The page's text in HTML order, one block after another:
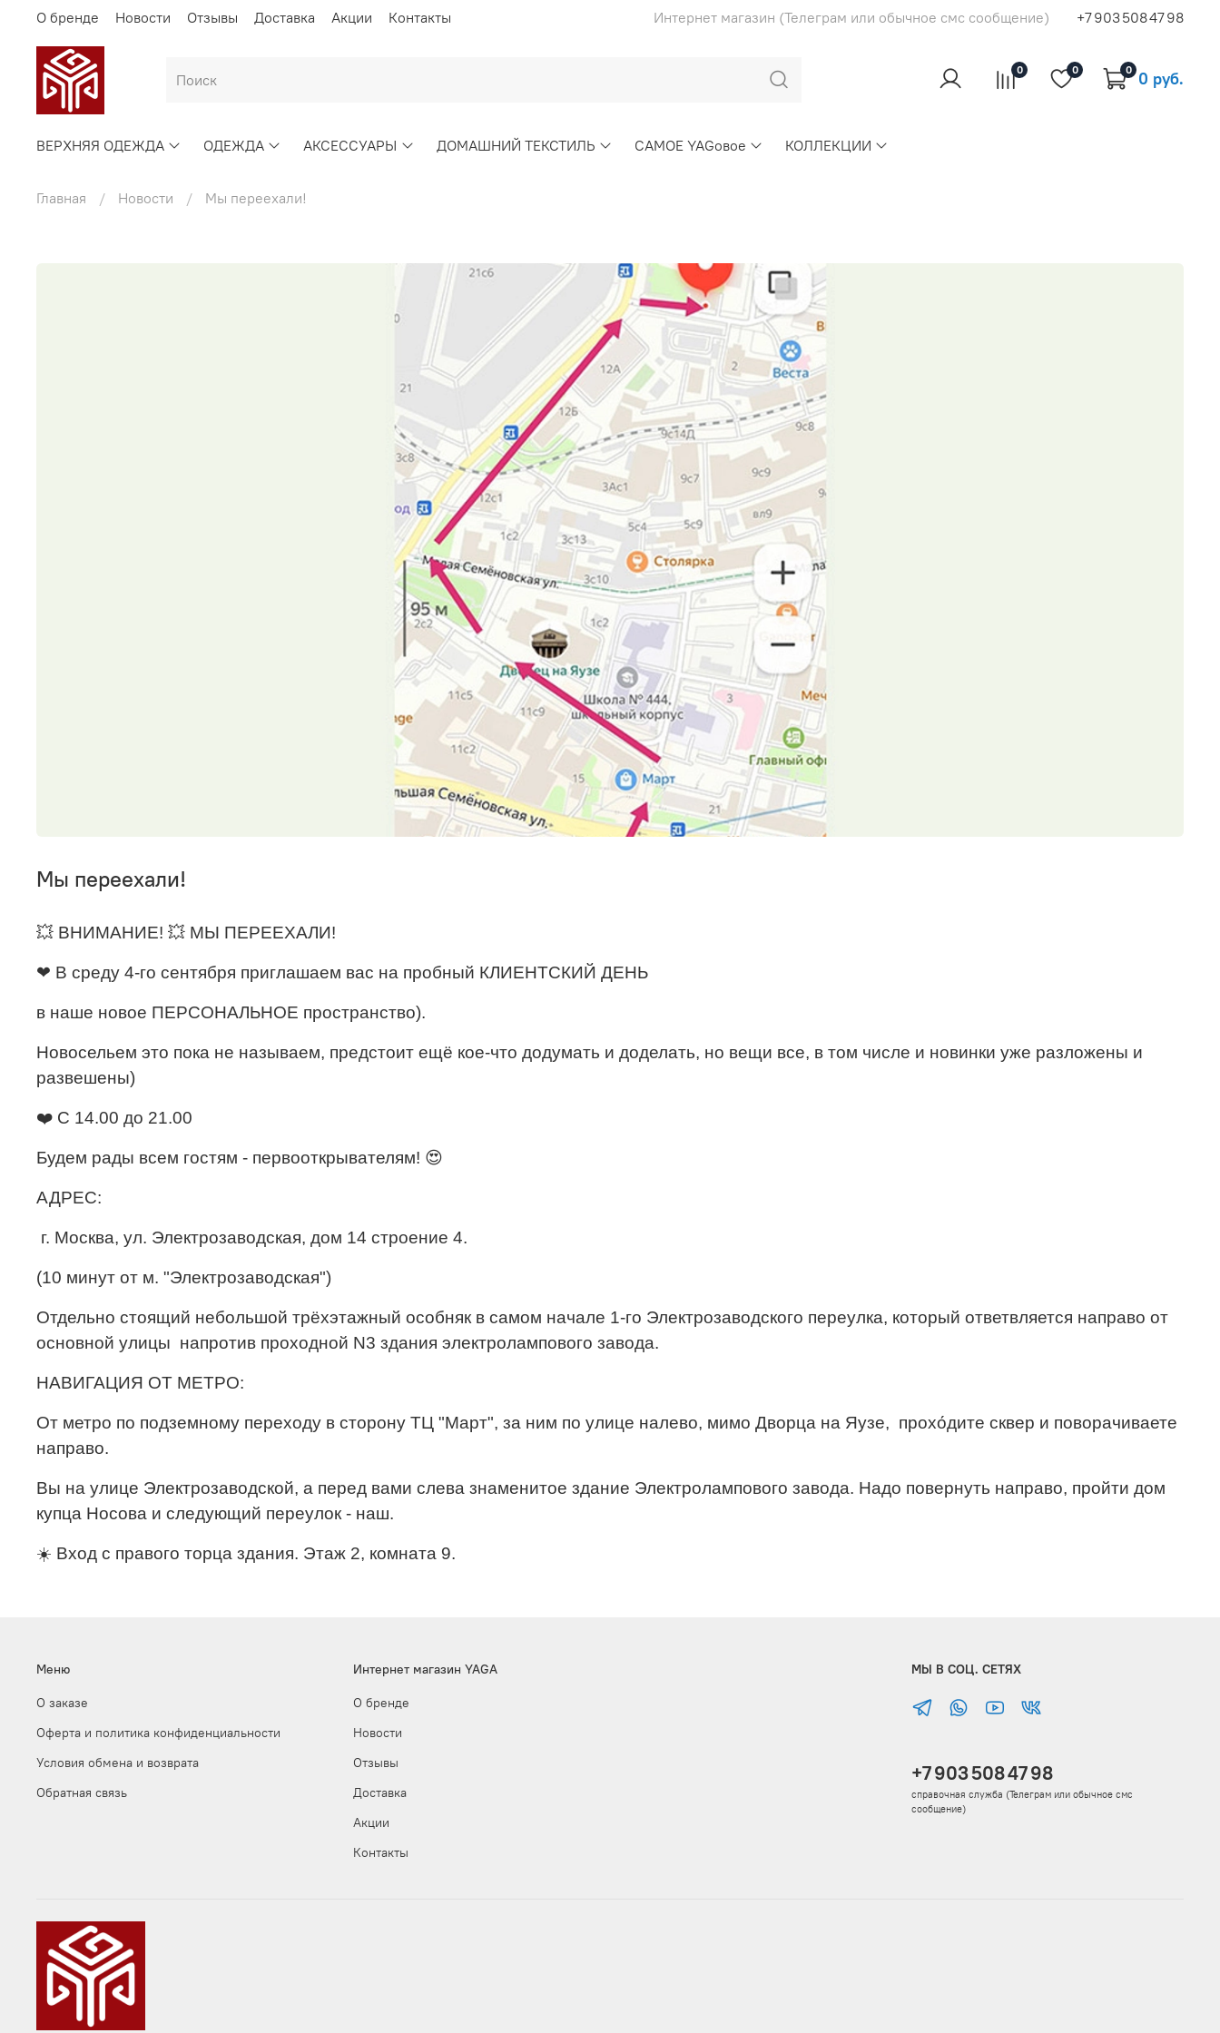
О бренде Новости Отзывы Доставка Акции Контакты Интернет магазин (Телеграм или обычное смс сообщение) +7 903 508 47 98
0 0 0 0 руб.
ВЕРХНЯЯ ОДЕЖДА ОДЕЖДА АКСЕССУАРЫ ДОМАШНИЙ ТЕКСТИЛЬ САМОЕ YAGовое КОЛЛЕКЦИИ
Главная Новости Мы переехали!
Мы переехали!
💥 ВНИМАНИЕ! 💥 МЫ ПЕРЕЕХАЛИ!
❤ ️В среду 4-го сентября приглашаем вас на пробный КЛИЕНТСКИЙ ДЕНЬ
в наше новое ПЕРСОНАЛЬНОЕ пространство).
Новосельем это пока не называем, предстоит ещё кое-что додумать и доделать, но вещи все, в том числе и новинки уже разложены и
развешены)
❤️ С 14.00 до 21.00
Будем рады всем гостям - первооткрывателям! 😍
АДРЕС:
г. Москва, ул. Электрозаводская, дом 14 строение 4.
(10 минут от м. "Электрозаводская")
Отдельно стоящий небольшой трёхэтажный особняк в самом начале 1-го Электрозаводского переулка, который ответвляется направо от
основной улицы напротив проходной N3 здания электролампового завода.
НАВИГАЦИЯ ОТ МЕТРО:
От метро по подземному переходу в сторону ТЦ "Март", за ним по улице налево, мимо Дворца на Яузе, прохо́дите сквер и поворачиваете
направо.
Вы на улице Электрозаводской, а перед вами слева знаменитое здание Электролампового завода. Надо повернуть направо, пройти дом
купца Носова и следующий переулок - наш.
☀️ Вход с правого торца здания. Этаж 2, комната 9.
Меню
О заказе
Оферта и политика конфиденциальности
Условия обмена и возврата
Обратная связь
Интернет магазин YAGA
О бренде
Новости
Отзывы
Доставка
Акции
Контакты
МЫ В СОЦ. СЕТЯХ
+7 903 508 47 98
справочная служба (Телеграм или обычное смс
сообщение)